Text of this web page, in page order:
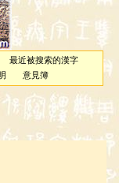
最近被搜索的漢字
意見簿